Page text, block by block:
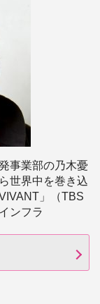
事業部の乃木憂
世界中を巻き込
」（TBS
ンフラ